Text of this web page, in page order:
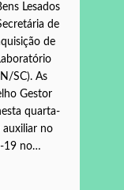
Lesados
de
de
SC). As
Gestor
quarta-
no
19 no…